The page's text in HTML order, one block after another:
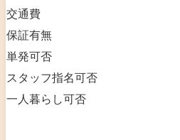
交通費
保証有無
単発可否
スタッフ指名可否
一人暮らし可否